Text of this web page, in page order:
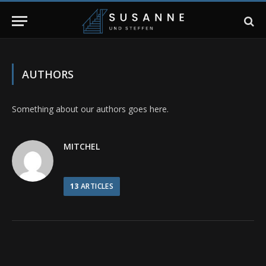
AUTHORS
Something about our authors goes here.
MITCHEL
13 ARTICLES